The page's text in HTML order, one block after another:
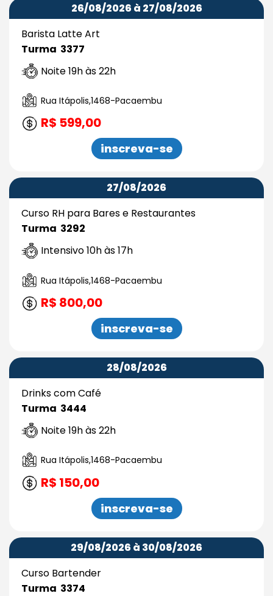
26/08/2026 à 27/08/2026
Barista Latte Art
Turma 3377
Noite 19h às 22h
Rua Itápolis,1468-Pacaembu
R$ 599,00
inscreva-se
27/08/2026
Curso RH para Bares e Restaurantes
Turma 3292
Intensivo 10h às 17h
Rua Itápolis,1468-Pacaembu
R$ 800,00
inscreva-se
28/08/2026
Drinks com Café
Turma 3444
Noite 19h às 22h
Rua Itápolis,1468-Pacaembu
R$ 150,00
inscreva-se
29/08/2026 à 30/08/2026
Curso Bartender
Turma 3374